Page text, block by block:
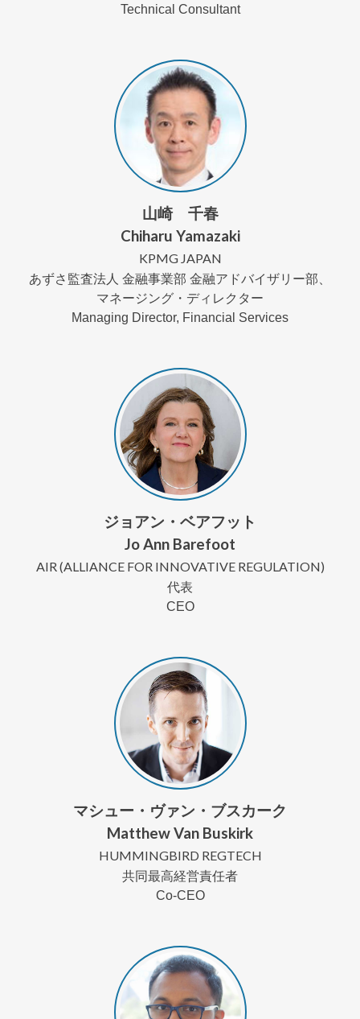
Technical Consultant
山崎 千春
Chiharu Yamazaki
KPMG JAPAN
あずさ監査法人 金融事業部 金融アドバイザリー部、
マネージング・ディレクター
Managing Director, Financial Services
ジョアン・ベアフット
Jo Ann Barefoot
AIR (ALLIANCE FOR INNOVATIVE REGULATION)
代表
CEO
マシュー・ヴァン・ブスカーク
Matthew Van Buskirk
HUMMINGBIRD REGTECH
共同最高経営責任者
Co-CEO